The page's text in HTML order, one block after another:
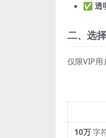
✅ 透
二、选
仅限VIP用
10万字